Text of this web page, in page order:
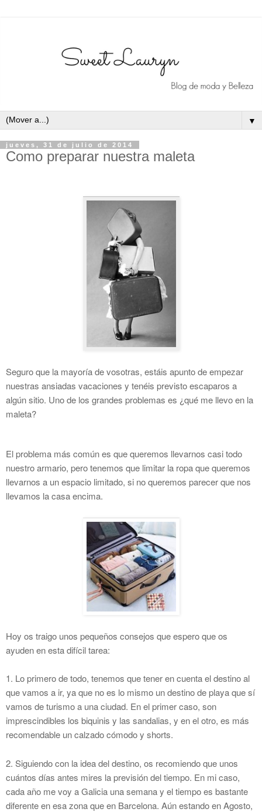
▼
jueves, 31 de julio de 2014
Como preparar nuestra maleta
Seguro que la mayoría de vosotras, estáis apunto de empezar
nuestras ansiadas vacaciones y tenéis previsto escaparos a
algún sitio. Uno de los grandes problemas es ¿qué me llevo en la
maleta?
El problema más común es que queremos llevarnos casi todo
nuestro armario, pero tenemos que limitar la ropa que queremos
llevarnos a un espacio limitado, si no queremos parecer que nos
llevamos la casa encima.
Hoy os traigo unos pequeños consejos que espero que os
ayuden en esta difícil tarea:
1. Lo primero de todo, tenemos que tener en cuenta el destino al
que vamos a ir, ya que no es lo mismo un destino de playa que sí
vamos de turismo a una ciudad. En el primer caso, son
imprescindibles los biquinis y las sandalias, y en el otro, es más
recomendable un calzado cómodo y shorts.
2. Siguiendo con la idea del destino, os recomiendo que unos
cuántos días antes mires la previsión del tiempo. En mi caso,
cada año me voy a Galicia una semana y el tiempo es bastante
diferente en esa zona que en Barcelona. Aún estando en Agosto,